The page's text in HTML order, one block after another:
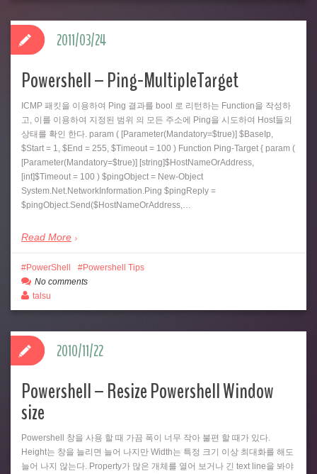
Powershell – Ping-MultipleTarget
ICMP 패킷을 이용하여 Ping 결과를 bool 로 리턴하는 Function을 작성하
고, 이를 이용하여 지정된 범위 의 모든 주소에 Ping을 시도하여 Host들의
상태를 확인 한다. param ( [Parameter(Mandatory=$true)] $BaseIp,
$Start = 1, $End = 255, $Timeout = 100 ) Function Ping-Target { param (
[Parameter(Mandatory=$true)] [string]$HostNameOrAddress,
[int]$Timeout = 100 ) $pingObject = New-Object
System.Net.NetworkInformation.Ping $pingReply =
$pingObject.Send($HostNameOrAddress,…
Read More
2011/03/24
PowerShell
Powershell Tips
No comments
talsu
Powershell – Resize Powershell Window
size
Powershell 창을 사용 할 때 가끔 폭이 너무 작아 불편 할 때가 있다.
Height는 창을 늘리면 늘어 나지만 Width는 특정 크기 이상 최대화를 해도
늘어 나지 않는다. Property가 많은 개체를 열어 보거나 긴 text line을 봐야
2010/11/22